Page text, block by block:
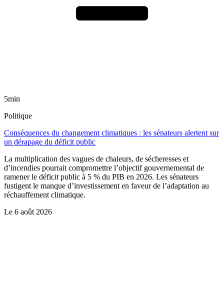
5min
Politique
Conséquences du changement climatiques : les sénateurs alertent sur
un dérapage du déficit public
La multiplication des vagues de chaleurs, de sécheresses et
d’incendies pourrait compromettre l’objectif gouvernemental de
ramener le déficit public à 5 % du PIB en 2026. Les sénateurs
fustigent le manque d’investissement en faveur de l’adaptation au
réchauffement climatique.
Le 6 août 2026